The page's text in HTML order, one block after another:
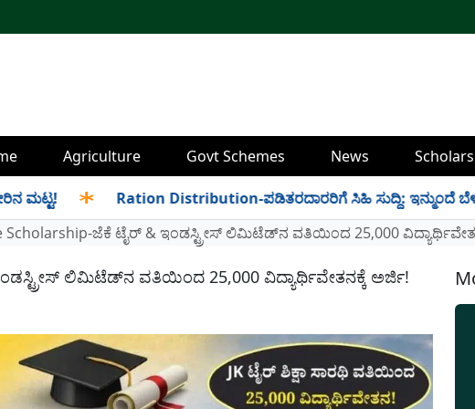
Agriculture Govt Schemes News
✱ Ration Distribution-ಪಡಿತರದಾರರಿಗೆ ಸಿಹಿ ಸುದ್ದಿ: ಇನ್ಮುಂದೆ ಬೆಳಿಗ್ಗೆ 6
Scholarship-ಜೆಕೆ ಟೈರ್ & ಇಂಡಸ್ಟ್ರೀಸ್ ಲಿಮಿಟೆಡ್‌ನ ವತಿಯಿಂದ 25,000
ಲಿಮಿಟೆಡ್‌ನ ವತಿಯಿಂದ 25,000 ವಿದ್ಯಾರ್ಥಿವೇತನಕ್ಕೆ ಅರ್ಜಿ!